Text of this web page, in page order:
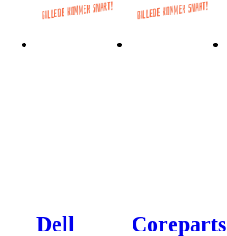
Dell Coreparts